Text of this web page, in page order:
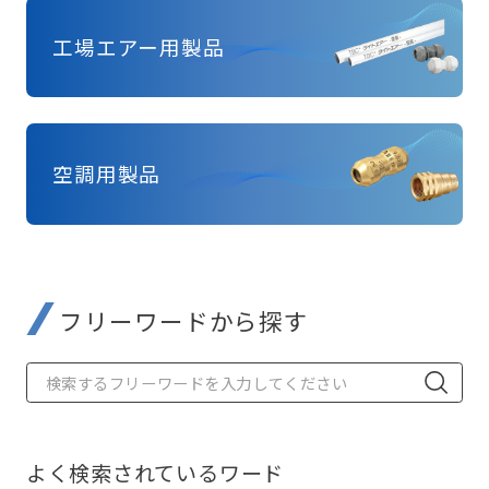
工場エアー用製品
空調用製品
フリーワードから探す
よく検索されているワード